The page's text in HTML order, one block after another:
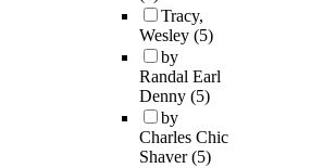
Tracy,
Wesley (5)
by
Randal Earl
Denny (5)
by
Charles Chic
Shaver(5)